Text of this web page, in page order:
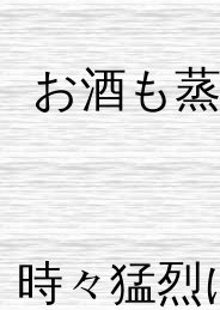
お酒も
時々猛烈